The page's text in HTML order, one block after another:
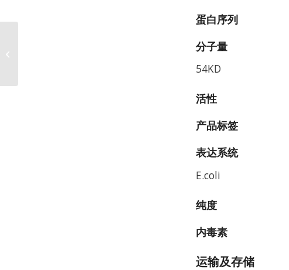
蛋白序列
分子量
54KD
活性
产品标签
表达系统
E.coli
纯度
内毒素
运输及存储